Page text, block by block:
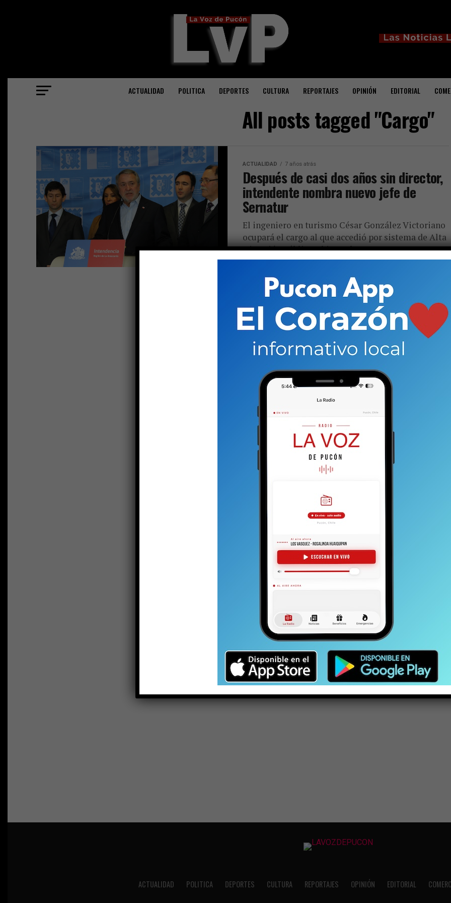
ACTUALIDAD POLITICA DEPORTES CULTURA REPORTAJES OPINIÓN EDITORIAL
All posts tagged "Cargo"
ACTUALIDAD 7 años atrás
Después de casi dos años sin director,
intendente nombra nuevo jefe de
Sernatur
El ingeniero en turismo César González Victoriano
ocupará el cargo al que accedió por sistema de Alta
Dirección Pública. El intendente Jorge Atton
nombró el nuevo...
ACTUALIDAD POLITICA DEPORTES CULTURA REPORTAJES OPINIÓN EDITORIAL